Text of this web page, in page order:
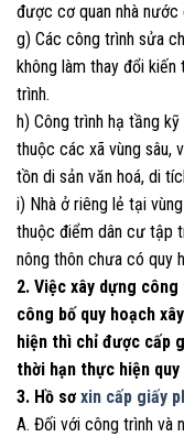
được cơ quan nhà
g) Các công trình sửa
không làm thay đổi
trình.
h) Công trình hạ tầng
thuộc các xã vùng sâu,
tồn di sản văn hoá, di
i) Nhà ở riêng lẻ tại
thuộc điểm dân cư tập
nông thôn chưa có quy
2. Việc xây dựng
công bố quy hoạch
hiện thì chỉ được cấp
thời hạn thực hiện quy
3. Hồ sơ xin cấp giấy
A. Đối với công trình và